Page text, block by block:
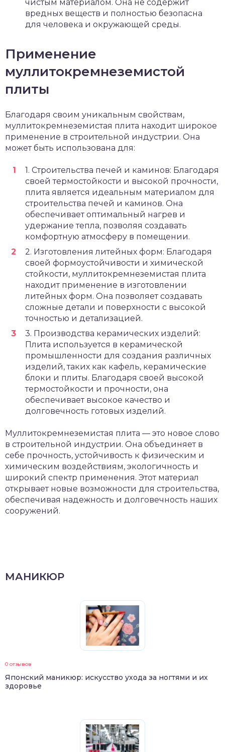
чистым материалом. Она не содержит
вредных веществ и полностью безопасна
для человека и окружающей среды.
Применение
муллитокремнеземистой
плиты
Благодаря своим уникальным свойствам,
муллитокремнеземистая плита находит широкое
применение в строительной индустрии. Она
может быть использована для:
1. Строительства печей и каминов: Благодаря
своей термостойкости и высокой прочности,
плита является идеальным материалом для
строительства печей и каминов. Она
обеспечивает оптимальный нагрев и
удержание тепла, позволяя создавать
комфортную атмосферу в помещении.
2. Изготовления литейных форм: Благодаря
своей формоустойчивости и химической
стойкости, муллитокремнеземистая плита
находит применение в изготовлении
литейных форм. Она позволяет создавать
сложные детали и поверхности с высокой
точностью и детализацией.
3. Производства керамических изделий:
Плита используется в керамической
промышленности для создания различных
изделий, таких как кафель, керамические
блоки и плиты. Благодаря своей высокой
термостойкости и прочности, она
обеспечивает высокое качество и
долговечность готовых изделий.
Муллитокремнеземистая плита — это новое слово
в строительной индустрии. Она объединяет в
себе прочность, устойчивость к физическим и
химическим воздействиям, экологичность и
широкий спектр применения. Этот материал
открывает новые возможности для строительства,
обеспечивая надежность и долговечность наших
сооружений.
МАНИКЮР
0 отзывов
Японский маникюр: искусство ухода за ногтями и их
здоровье